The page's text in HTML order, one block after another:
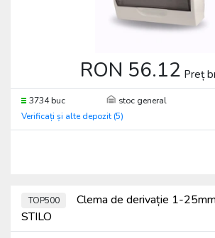
RON 56.12 Preț
3734 buc stoc general
Verificați și alte depozit (5)
TOP500
Clema de derivație 1-
STILO